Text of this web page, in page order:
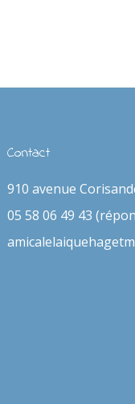
Contact
910 avenue
05 58 06 49 43